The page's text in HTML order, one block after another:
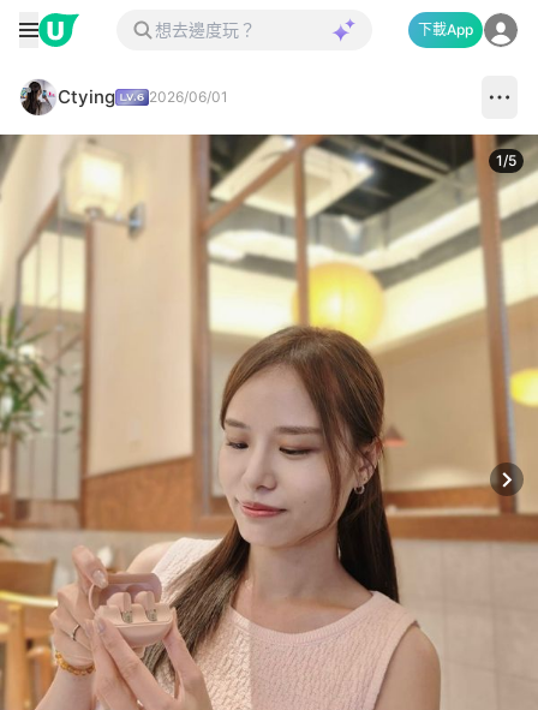
下載App
Ctying 2026/06/01
1/5